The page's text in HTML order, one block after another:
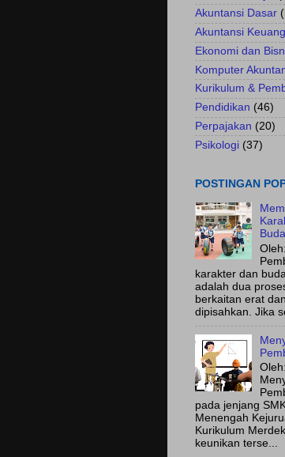
Akuntansi Dasar
Akuntansi
Ekonomi dan
Komputer
Kurikulum &
Pendidikan (46)
Perpajakan (20)
Psikologi (37)
POSTINGAN
karakter dan
adalah dua
berkaitan erat
dipisahkan. Jika
pada jenjang
Menengah
Kurikulum
keunikan terse...